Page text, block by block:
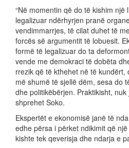
“Në momentin që do të kishim një
legalizuar ndërhyrjen pranë
vendimmarrjes, të cilat duhet të
forcës së argumentit të lobuesit.
formë të legalizuar do ta
vende me demokraci të dobëta
rrezik që të kthehet në të
më shumë të sjellë dëm, sesa do
dhe politikëbërjen. Praktikisht,
shprehet Soko.
Ekspertët e ekonomisë janë të
edhe përsa i përket ndikimit që
kishte tek qeverisja dhe ndarja e